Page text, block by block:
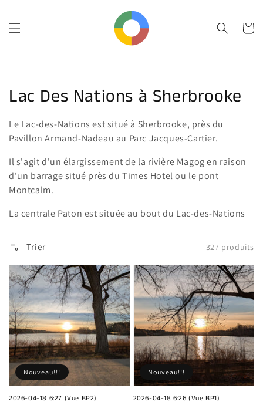
au
contenu
Panier
Collection:
Lac Des Nations à Sherbrooke
Le Lac-des-Nations est situé à Sherbrooke, près du
Pavillon Armand-Nadeau au Parc Jacques-Cartier.
Il s'agit d'un élargissement de la rivière Magog en raison
d'un barrage situé près du Times Hotel ou le pont
Montcalm.
La centrale Paton est située au bout du Lac-des-Nations
Trier 327 produits
2026-04-18 6:27 (Vue BP2)
Nouveau!!!
2026-04-18 6:26 (Vue BP1)
Nouveau!!!